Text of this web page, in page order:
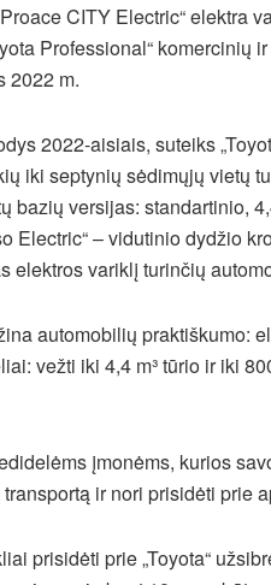
CITY Electric“ elektra
Professional“ komercinių
2022 m.
2022-aisiais, suteiks
iki septynių sėdimųjų vietų
bazių versijas: standartinio,
Electric“ – vidutinio dydžio
elektros variklį turinčių
automobilių praktiškumo:
vežti iki 4,4 m³ tūrio ir iki
įmonėms, kurios
ir nori prisidėti prie
prisidėti prie „Toyota“